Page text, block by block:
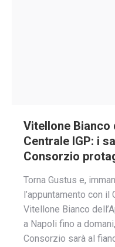
Vitellone Bianco
Centrale IGP: i
Consorzio
Torna Gustus e,
l’appuntamento con
Vitellone Bianco
a Napoli fino a
Consorzio sarà al